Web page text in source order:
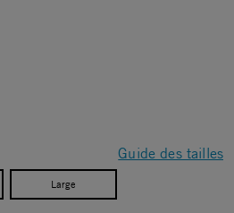
Guide des tailles
Large